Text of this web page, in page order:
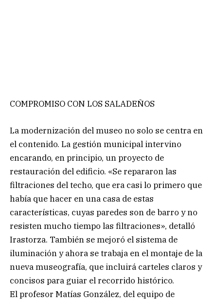
COMPROMISO CON LOS SALADEÑOS
La modernización del museo no solo se centra en
el contenido. La gestión municipal intervino
encarando, en principio, un proyecto de
restauración del edificio. «Se repararon las
filtraciones del techo, que era casi lo primero que
había que hacer en una casa de estas
características, cuyas paredes son de barro y no
resisten mucho tiempo las filtraciones», detalló
Irastorza. También se mejoró el sistema de
iluminación y ahora se trabaja en el montaje de la
nueva museografía, que incluirá carteles claros y
concisos para guiar el recorrido histórico.
El profesor Matías González, del equipo de